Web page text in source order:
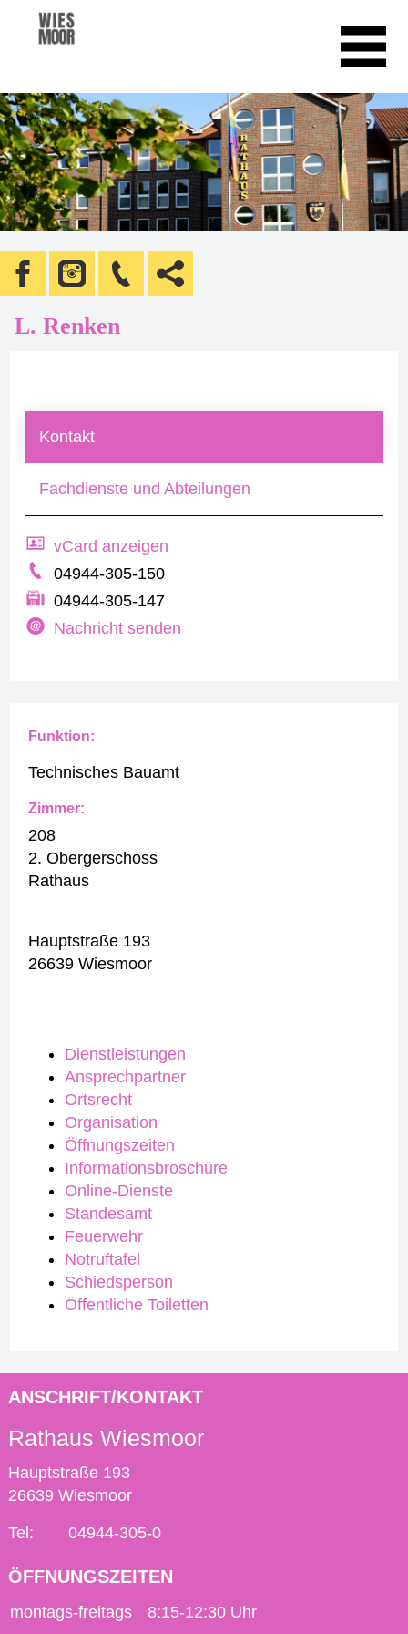
L. Renken
Kontakt
Fachdienste und Abteilungen
vCard anzeigen
04944-305-150
04944-305-147
Nachricht senden
Dienstleistungen
Ansprechpartner
Ortsrecht
Organisation
Öffnungszeiten
Informationsbroschüre
Online-Dienste
Standesamt
Feuerwehr
Notruftafel
Schiedsperson
Öffentliche Toiletten
Funktion:
Technisches Bauamt
Zimmer:
208
2. Obergerschoss
Rathaus
Hauptstraße 193
26639 Wiesmoor
ANSCHRIFT/KONTAKT
Rathaus Wiesmoor
Hauptstraße 193
26639 Wiesmoor
Tel: 04944-305-0
ÖFFNUNGSZEITEN
montags-freitags 8:15-12:30 Uhr